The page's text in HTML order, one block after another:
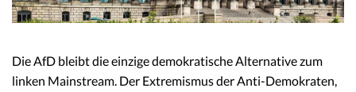
Die AfD bleibt die einzige demokratische Alternative zum
linken Mainstream. Der Extremismus der Anti-Demokraten,